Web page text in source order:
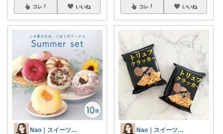
コレ いいね
Nao｜スイーツROOM🍰
コレ いいね
Nao｜スイーツROOM🍰